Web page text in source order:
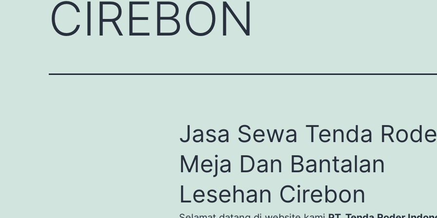
CIREBON
Jasa Sewa Tenda
Meja Dan Bantalan
Lesehan Cirebon